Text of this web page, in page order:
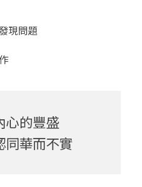
現問題
心的豐盛
同華而不實